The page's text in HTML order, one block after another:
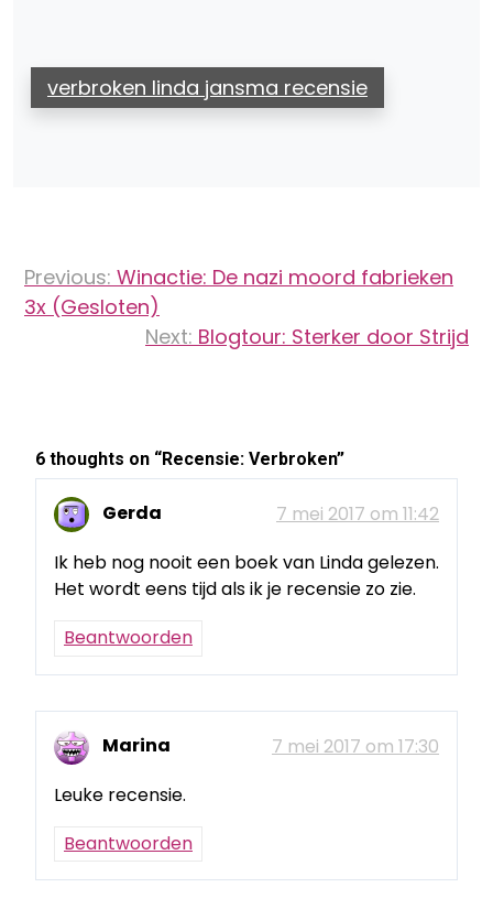
verbroken linda jansma recensie
navigatie
Previous: Winactie: De nazi moord fabrieken
3x (Gesloten)
Next: Blogtour: Sterker door Strijd
6 thoughts on “Recensie: Verbroken”
Gerda
7 mei 2017 om 11:42
Ik heb nog nooit een boek van Linda gelezen.
Het wordt eens tijd als ik je recensie zo zie.
Beantwoorden
Marina
7 mei 2017 om 17:30
Leuke recensie.
Beantwoorden